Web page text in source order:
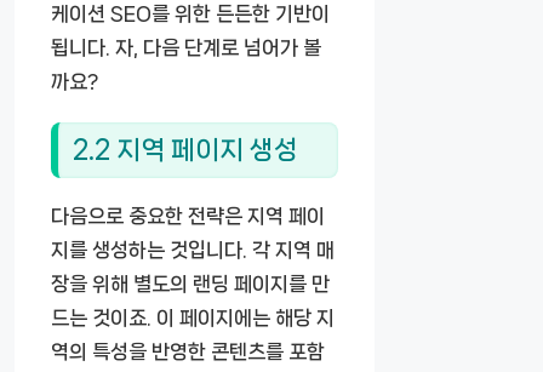
케이션 SEO를 위한 든든한 기반이
됩니다. 자, 다음 단계로 넘어가 볼
까요?
2.2 지역 페이지 생성
다음으로 중요한 전략은 지역 페이
지를 생성하는 것입니다. 각 지역 매
장을 위해 별도의 랜딩 페이지를 만
드는 것이죠. 이 페이지에는 해당 지
역의 특성을 반영한 콘텐츠를 포함